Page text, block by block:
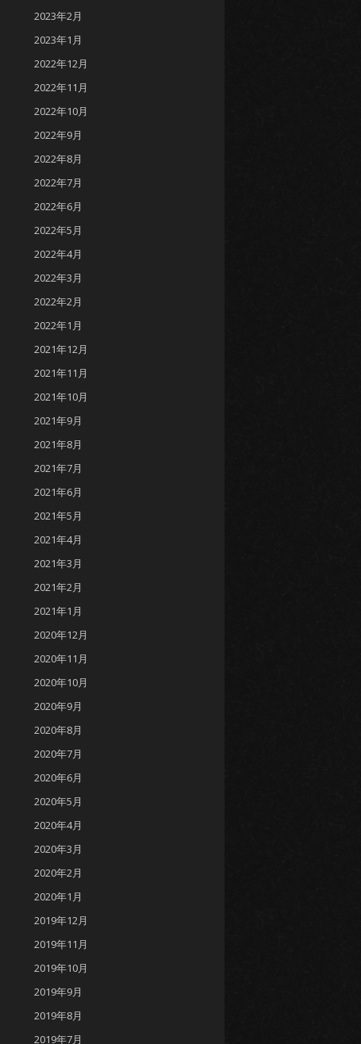
2023年2月
2023年1月
2022年12月
2022年11月
2022年10月
2022年9月
2022年8月
2022年7月
2022年6月
2022年5月
2022年4月
2022年3月
2022年2月
2022年1月
2021年12月
2021年11月
2021年10月
2021年9月
2021年8月
2021年7月
2021年6月
2021年5月
2021年4月
2021年3月
2021年2月
2021年1月
2020年12月
2020年11月
2020年10月
2020年9月
2020年8月
2020年7月
2020年6月
2020年5月
2020年4月
2020年3月
2020年2月
2020年1月
2019年12月
2019年11月
2019年10月
2019年9月
2019年8月
2019年7月